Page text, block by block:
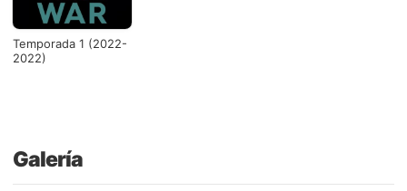
Temporada 1 (2022-
2022)
Galería